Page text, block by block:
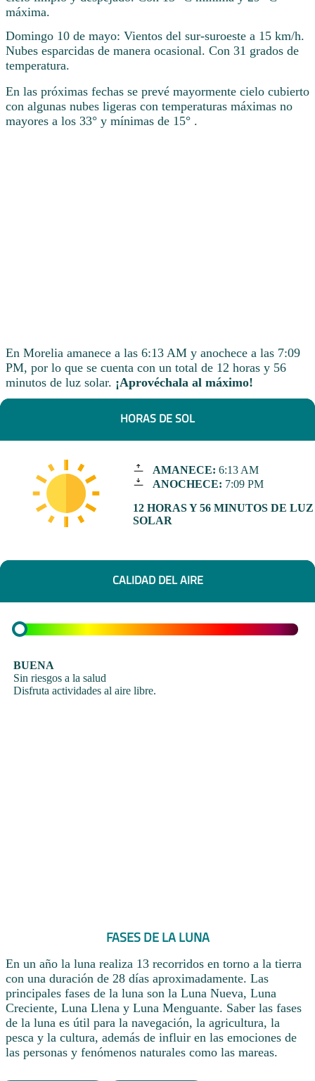
máxima.
Domingo 10 de mayo: Vientos del sur-suroeste a 15 km/h.
Nubes esparcidas de manera ocasional. Con 31 grados de
temperatura.
En las próximas fechas se prevé mayormente cielo cubierto
con algunas nubes ligeras con temperaturas máximas no
mayores a los 33° y mínimas de 15° .
En Morelia amanece a las 6:13 AM y anochece a las 7:09
PM, por lo que se cuenta con un total de 12 horas y 56
minutos de luz solar. ¡Aprovéchala al máximo!
HORAS DE SOL
AMANECE: 6:13 AM
ANOCHECE: 7:09 PM
12 HORAS Y 56 MINUTOS DE LUZ
SOLAR
CALIDAD DEL AIRE
BUENA
Sin riesgos a la salud
Disfruta actividades al aire libre.
FASES DE LA LUNA
En un año la luna realiza 13 recorridos en torno a la tierra
con una duración de 28 días aproximadamente. Las
principales fases de la luna son la Luna Nueva, Luna
Creciente, Luna Llena y Luna Menguante. Saber las fases
de la luna es útil para la navegación, la agricultura, la
pesca y la cultura, además de influir en las emociones de
las personas y fenómenos naturales como las mareas.